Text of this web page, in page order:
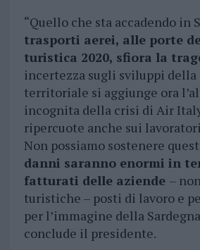
“Quello che sta accadendo in
trasporti aerei, alle porte
turistica 2020, sfiora la
incertezza sugli sviluppi
territoriale si aggiunge ora
incognita della crisi di Air
ripercuote anche sui
Non possiamo sostenere
danni saranno enormi in
fatturati delle aziende –
turistiche – posti di lavoro e
per l’immagine della
conclude il presidente.